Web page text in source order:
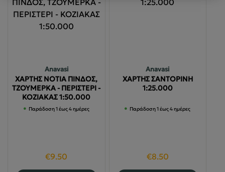
Anavasi
ΧΑΡΤΗΣ ΝΟΤΙΑ ΠΙΝΔΟΣ,
ΤΖΟΥΜΕΡΚΑ - ΠΕΡΙΣΤΕΡΙ -
ΚΟΖΙΑΚΑΣ 1:50.000
Παράδοση 1 έως 4 ημέρες
€9.50
Anavasi
ΧΑΡΤΗΣ ΣΑΝΤΟΡΙΝΗ
1:25.000
Παράδοση 1 έως 4 ημέρες
€8.50